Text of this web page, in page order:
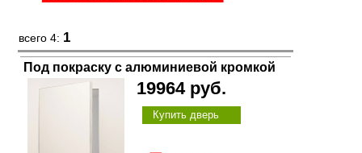
всего 4: 1
Под покраску с алюминиевой кромкой
19964 руб.
Купить дверь